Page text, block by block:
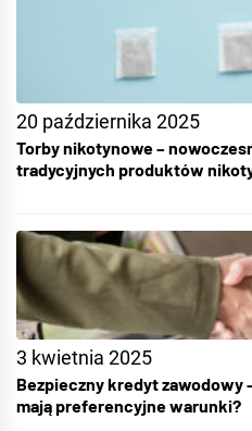
20 października 2025
Torby nikotynowe –
tradycyjnych produktów
3 kwietnia 2025
Bezpieczny kredyt zawodowy
mają preferencyjne warunki?